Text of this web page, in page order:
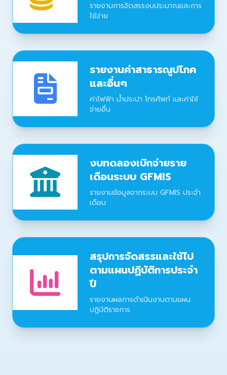
รายงานการจัดสรรงบประมาณและการ
ใช้จ่าย
รายงานค่าสาธารณูปโภค
และอื่นๆ
ค่าไฟฟ้า น้ำประปา โทรศัพท์ และค่าใช้
จ่ายอื่น
งบทดลองเบิกจ่ายราย
เดือนระบบ GFMIS
รายงานข้อมูลจากระบบ GFMIS ประจำ
เดือน
สรุปการจัดสรรและใช้ไป
ตามแผนปฏิบัติการประจำ
ปี
รายงานผลการดำเนินงานตามแผน
ปฏิบัติราชการ